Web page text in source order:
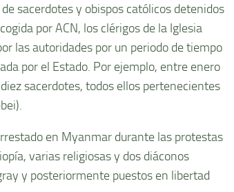
sacerdotes y obispos católicos detenidos
por ACN, los clérigos de la Iglesia
las autoridades por un periodo de tiempo
por el Estado. Por ejemplo, entre enero
sacerdotes, todos ellos pertenecientes
en Myanmar durante las protestas
varias religiosas y dos diáconos
y posteriormente puestos en libertad